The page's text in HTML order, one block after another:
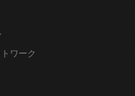
ワーク